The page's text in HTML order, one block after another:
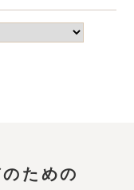
ための